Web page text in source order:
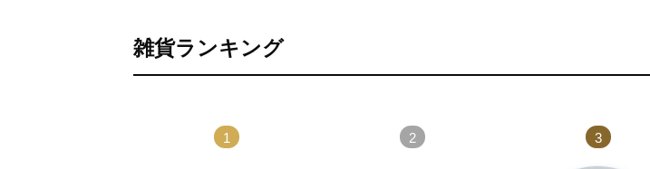
雑貨ランキング
1 2 3